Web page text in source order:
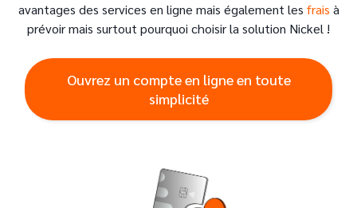
avantages des services en ligne mais également les frais à
prévoir mais surtout pourquoi choisir la solution Nickel !
Ouvrez un compte en ligne en toute
simplicité